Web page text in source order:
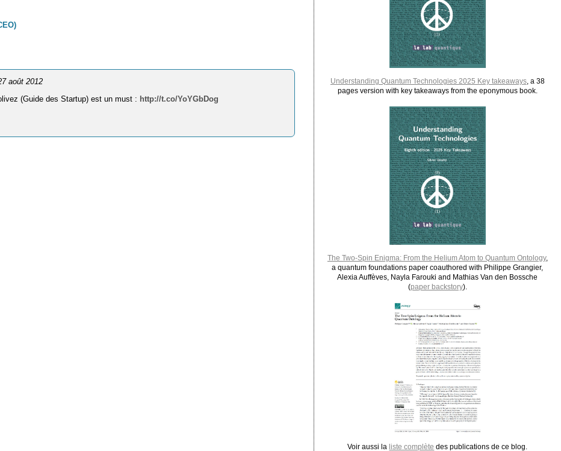
août 2012
(Guide des Startup) est un must : http://t.co/YoYGbDog
Understanding Quantum Technologies 2025 Key takeaways, a 38
pages version with key takeaways from the eponymous book.
The Two-Spin Enigma: From the Helium Atom to Quantum Ontology,
a quantum foundations paper coauthored with Philippe Grangier,
Alexia Auffèves, Nayla Farouki and Mathias Van den Bossche
(paper backstory).
Voir aussi la liste complète des publications de ce blog.